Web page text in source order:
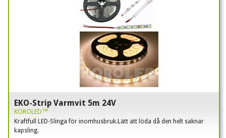
EKO-Strip Varmvit 5m 24V
KOROLED™
Kraftfull LED-Slinga för inomhusbruk.Lätt att löda då den helt saknar
kapsling.